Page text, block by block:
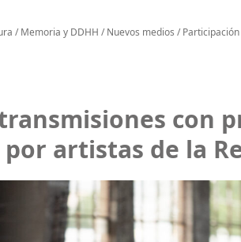
/Memoria y DDHH /Nuevos medios /
con
artistas de la